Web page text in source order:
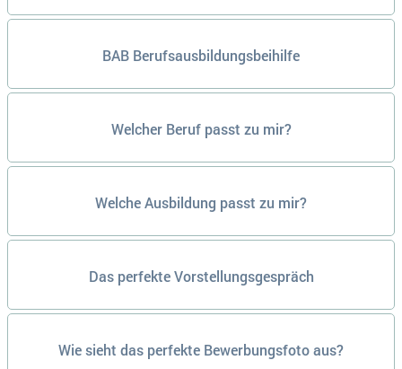
BAB Berufsausbildungsbeihilfe
Welcher Beruf passt zu mir?
Welche Ausbildung passt zu mir?
Das perfekte Vorstellungsgespräch
Wie sieht das perfekte Bewerbungsfoto aus?